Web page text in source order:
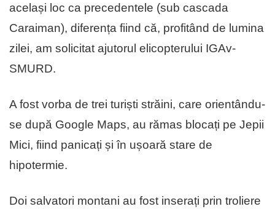
același loc ca precedentele (sub cascada
Caraiman), diferența fiind că, profitând de lumina
zilei, am solicitat ajutorul elicopterului IGAv-
SMURD.
A fost vorba de trei turiști străini, care orientându-
se după Google Maps, au rămas blocați pe Jepii
Mici, fiind panicați și în ușoară stare de
hipotermie.
Doi salvatori montani au fost inserați prin troliere